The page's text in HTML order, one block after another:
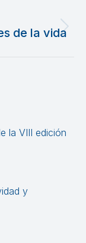
de la vida
la VIII edición
y